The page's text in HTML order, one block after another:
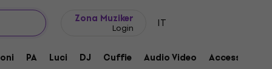
Zona Muziker
Login IT
PA Luci DJ Cuffie Audio Video Accessori
Fi